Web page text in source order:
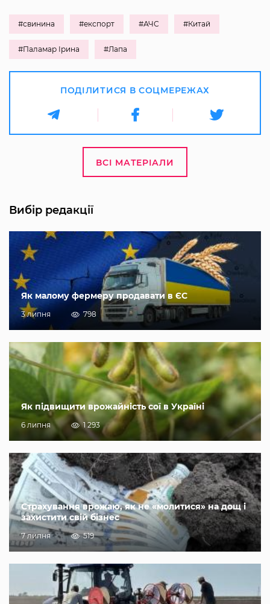
#свинина #експорт #АЧС #Китай
#Паламар Ірина #Лапа
ПОДІЛИТИСЯ В СОЦМЕРЕЖАХ
ВСІ МАТЕРІАЛИ
Вибір редакції
Як малому фермеру продавати в ЄС
3 липня 798
Як підвищити врожайність сої в Україні
6 липня 1 293
Страхування врожаю, як не «молитися» на дощ і
захистити свій бізнес
7 липня 519